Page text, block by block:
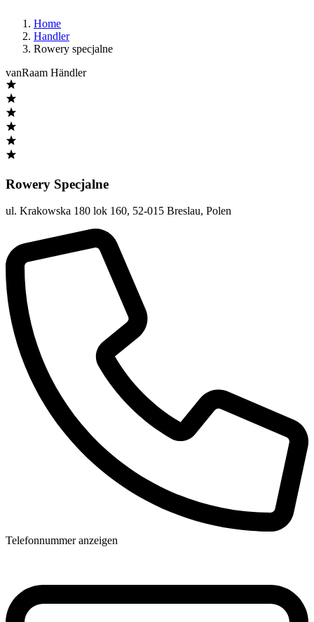
Home
Handler
Rowery specjalne
vanRaam Händler
Rowery Specjalne
ul. Krakowska 180 lok 160, 52-015 Breslau, Polen
Telefonnummer anzeigen